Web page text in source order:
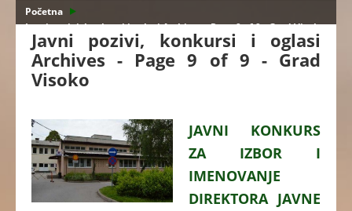
Početna
Javni pozivi, konkursi i oglasi Archives - Page 9 of 9 - Grad Visoko
Javni pozivi, konkursi i oglasi
Archives - Page 9 of 9 - Grad
Visoko
JAVNI KONKURS
ZA IZBOR I
IMENOVANJE
DIREKTORA JAVNE